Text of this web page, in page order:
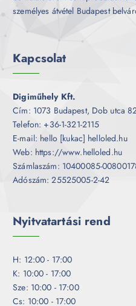
személyes átvétel Budapest
Kapcsolat
Digiműhely Kft.
Cím: 1073 Budapest, Dob utca
Telefon: +36-1-321-2115
E-mail: hello [kukac] helloled.hu
Web: https://www.helloled.hu
Számlaszám: 10400085-
Adószám: 25525005-2-42
Nyitvatartási rend
H: 12:00 - 17:00
K: 10:00 - 17:00
Sze: 10:00 - 17:00
Cs: 10:00 - 17:00